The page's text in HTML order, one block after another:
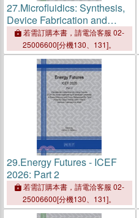
27.Microfluidics: Synthesis,
Device Fabrication and
Applications
若需訂購本書，請電洽客服 02-
25006600[分機130、131]。
29.Energy Futures - ICEF
2026: Part 2
若需訂購本書，請電洽客服 02-
25006600[分機130、131]。